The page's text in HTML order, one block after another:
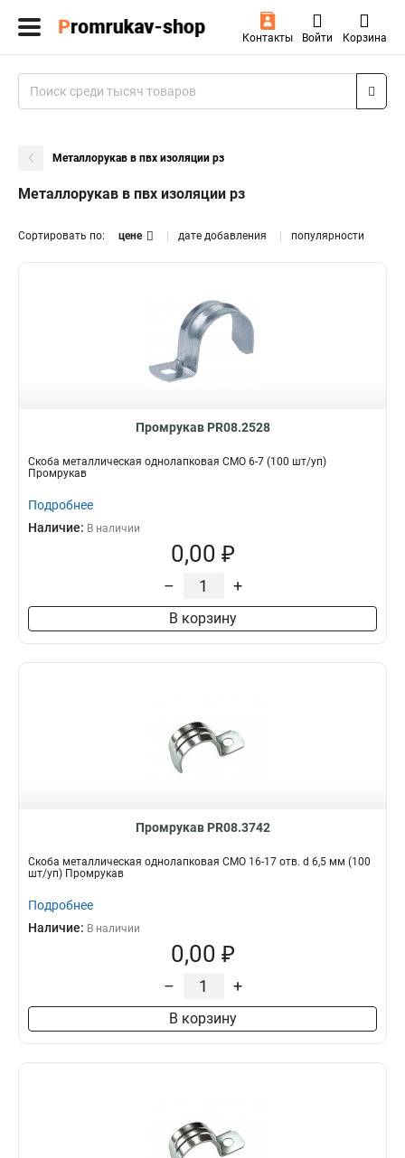
Контакты Войти Корзина
Металлорукав в пвх изоляции рз
Металлорукав в пвх изоляции рз
Сортировать по: цене дате добавления популярности
Промрукав PR08.2528
Скоба металлическая однолапковая СМО 6-7 (100 шт/уп)
Промрукав
Подробнее
Наличие: В наличии
0,00 ₽
– +
В корзину
Промрукав PR08.3742
Скоба металлическая однолапковая СМО 16-17 отв. d 6,5 мм (100
шт/уп) Промрукав
Подробнее
Наличие: В наличии
0,00 ₽
– +
В корзину